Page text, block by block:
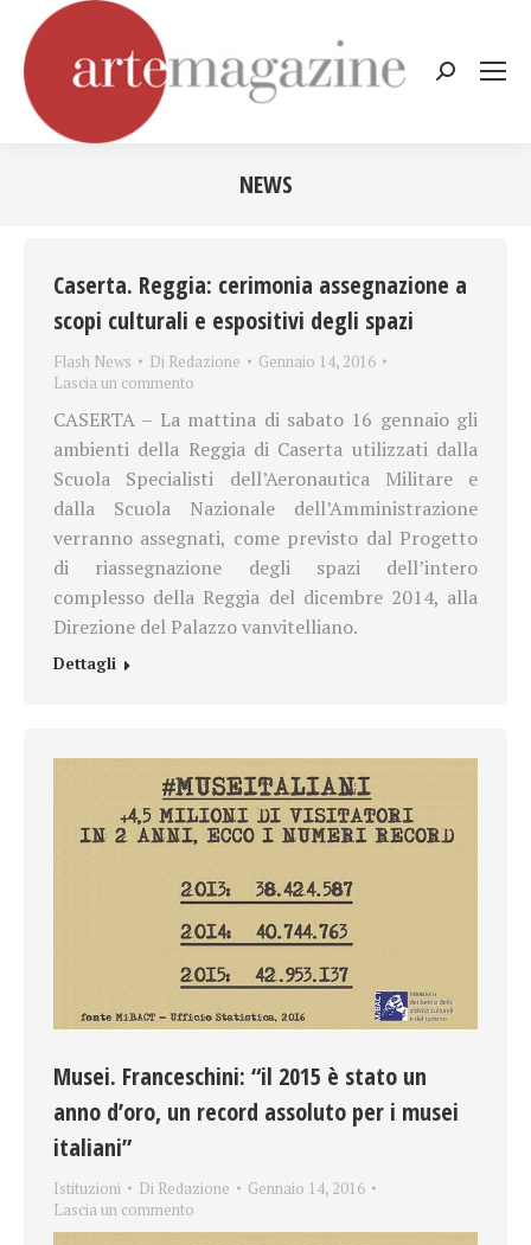
Cerca:
NEWS
Caserta. Reggia: cerimonia assegnazione a
scopi culturali e espositivi degli spazi
Flash News Di Redazione
Gennaio 14, 2016
Lascia un commento
CASERTA – La mattina di sabato 16 gennaio gli
ambienti della Reggia di Caserta utilizzati dalla
Scuola Specialisti dell’Aeronautica Militare e
dalla Scuola Nazionale dell’Amministrazione
verranno assegnati, come previsto dal Progetto
di riassegnazione degli spazi dell’intero
complesso della Reggia del dicembre 2014, alla
Direzione del Palazzo vanvitelliano.
Dettagli
Musei. Franceschini: “il 2015 è stato un
anno d’oro, un record assoluto per i musei
italiani”
Istituzioni Di Redazione
Gennaio 14, 2016
Lascia un commento